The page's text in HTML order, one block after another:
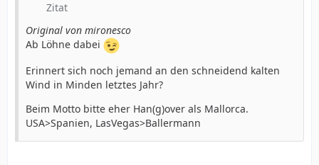
Zitat
Original von mironesco
Ab Löhne dabei
Erinnert sich noch jemand an den schneidend kalten
Wind in Minden letztes Jahr?
Beim Motto bitte eher Han(g)over als Mallorca.
USA>Spanien, LasVegas>Ballermann